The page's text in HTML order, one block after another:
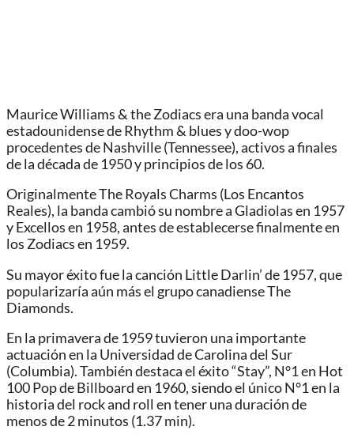
Maurice Williams & the Zodiacs era una banda vocal
estadounidense de Rhythm & blues y doo-wop
procedentes de Nashville (Tennessee), activos a finales
de la década de 1950 y principios de los 60.
Originalmente The Royals Charms (Los Encantos
Reales), la banda cambió su nombre a Gladiolas en 1957
y Excellos en 1958, antes de establecerse finalmente en
los Zodiacs en 1959.
Su mayor éxito fue la canción Little Darlin’ de 1957, que
popularizaría aún más el grupo canadiense The
Diamonds.
En la primavera de 1959 tuvieron una importante
actuación en la Universidad de Carolina del Sur
(Columbia). También destaca el éxito “Stay”, N°1 en Hot
100 Pop de Billboard en 1960, siendo el único N°1 en la
historia del rock and roll en tener una duración de
menos de 2 minutos (1.37 min).